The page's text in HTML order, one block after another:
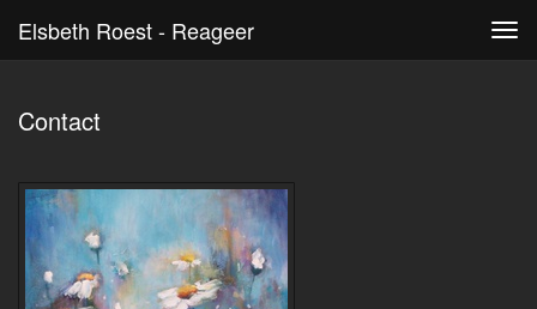
Elsbeth Roest - Reageer
Contact